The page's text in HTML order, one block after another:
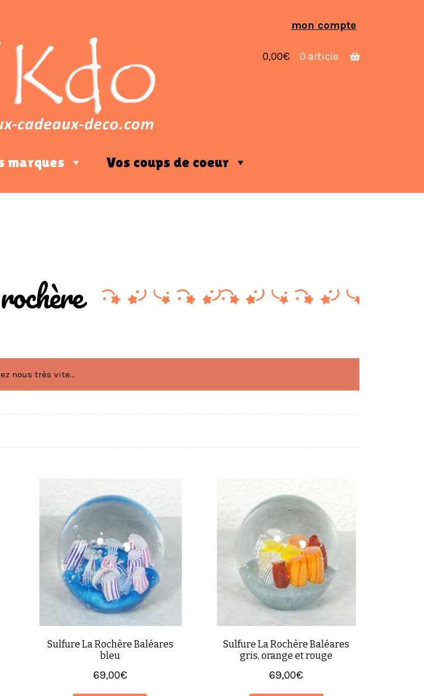
mon compte
0,00€ 0 article
marques Vos coups de coeur
nous très vite...
Sulfure La Rochère Baléares
bleu
69,00€
Sulfure La Rochère Baléares
gris, orange et rouge
69,00€